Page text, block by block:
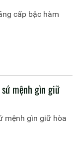
cấp bậc hàm
mệnh gìn giữ
mệnh gìn giữ hòa